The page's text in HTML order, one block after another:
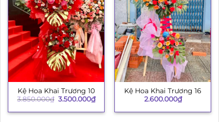
Kệ Hoa Khai Trương 10
3.850.000₫ Giá
là:
3.500.000₫Giá
hiện
tại
Kệ Hoa Khai Trương 16
2.600.000₫